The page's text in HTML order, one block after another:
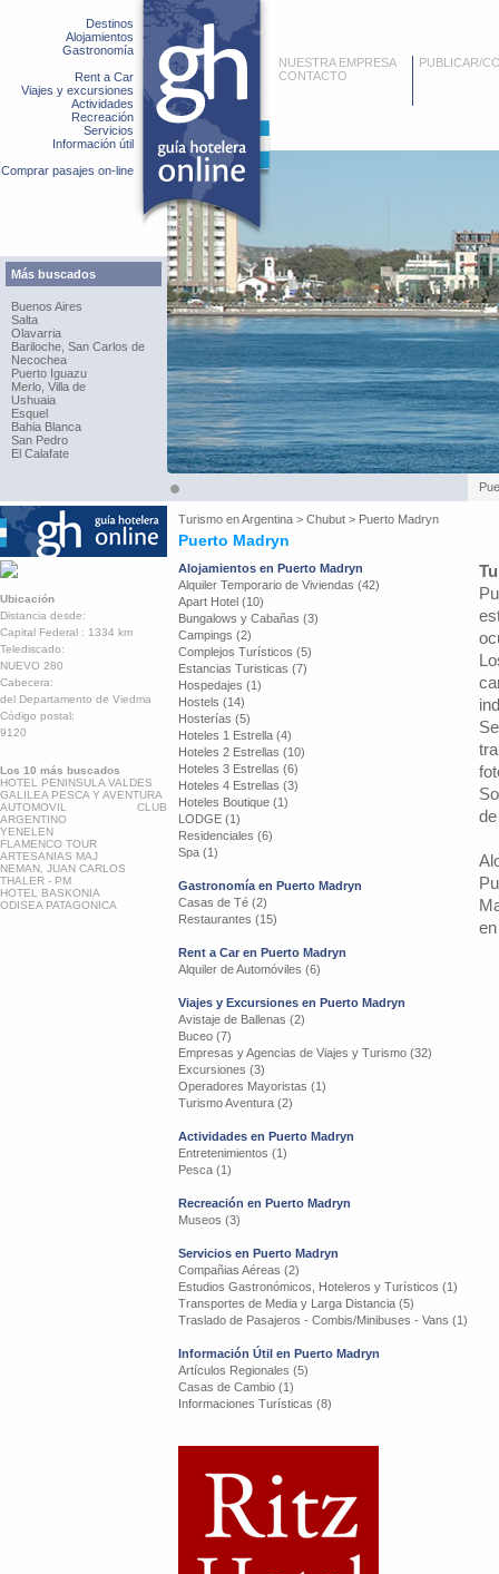
Destinos
Alojamientos
Gastronomía
Rent a Car
Viajes y excursiones
Actividades
Recreación
Servicios
Información útil
Comprar pasajes on-line
Más buscados
Buenos Aires
Salta
Olavarria
Bariloche, San Carlos de
Necochea
Puerto Iguazu
Merlo, Villa de
Ushuaia
Esquel
Bahia Blanca
San Pedro
El Calafate
NUESTRA EMPRESA
CONTACTO
PUBLICAR/
Turismo enArgentina > Chubut > Puerto Madryn
Puerto Madryn
Ubicación
Distancia desde:
Capital Federal : 1334 km
Telediscado:
NUEVO 280
Cabecera:
del Departamento de Viedma
Código postal:
9120
Los 10 más buscados
HOTEL PENINSULA VALDES
GALILEA PESCA Y AVENTURA
AUTOMOVIL CLUB
ARGENTINO
YENELEN
FLAMENCO TOUR
ARTESANIAS MAJ
NEMAN, JUAN CARLOS
THALER - PM
HOTEL BASKONIA
ODISEA PATAGONICA
Alojamientos en Puerto Madryn
Alquiler Temporario de Viviendas (42)
Apart Hotel (10)
Bungalows y Cabañas (3)
Campings (2)
Complejos Turísticos (5)
Estancias Turisticas (7)
Hospedajes (1)
Hostels (14)
Hosterías (5)
Hoteles 1 Estrella (4)
Hoteles 2 Estrellas (10)
Hoteles 3 Estrellas (6)
Hoteles 4 Estrellas (3)
Hoteles Boutique (1)
LODGE (1)
Residenciales (6)
Spa (1)
Gastronomía en Puerto Madryn
Casas de Té (2)
Restaurantes (15)
Rent a Car en Puerto Madryn
Alquiler de Automóviles (6)
Viajes y Excursiones en Puerto Madryn
Avistaje de Ballenas (2)
Buceo (7)
Empresas y Agencias de Viajes y Turismo (32)
Excursiones (3)
Operadores Mayoristas (1)
Turismo Aventura (2)
Actividades en Puerto Madryn
Entretenimientos (1)
Pesca (1)
Recreación en Puerto Madryn
Museos (3)
Servicios en Puerto Madryn
Compañias Aéreas (2)
Estudios Gastronómicos, Hoteleros y Turísticos (1)
Transportes de Media y Larga Distancia (5)
Traslado de Pasajeros - Combis/Minibuses - Vans (1)
Información Útil en Puerto Madryn
Artículos Regionales (5)
Casas de Cambio (1)
Informaciones Turísticas (8)